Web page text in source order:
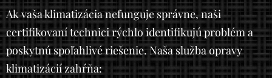
Ak vaša klimatizácia nefunguje správne, naši
certifikovaní technici rýchlo identifikujú problém a
poskytnú spoľahlivé riešenie. Naša služba opravy
klimatizácií zahŕňa: